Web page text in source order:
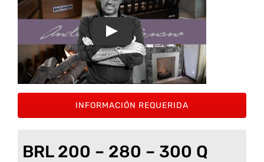
INFORMACIÓN REQUERIDA
BRL 200 – 280 – 300 Q